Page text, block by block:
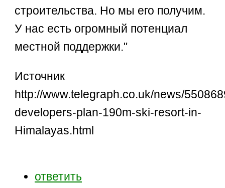
строительства. Но мы его получим.
У нас есть огромный потенциал
местной поддержки."
Источник
http://www.telegraph.co.uk/news/
developers-plan-190m-ski-resort-in-
Himalayas.html
ответить